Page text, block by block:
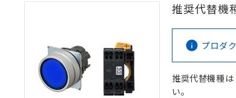
推奨代替機
プロダ
推奨代替機種は
い。